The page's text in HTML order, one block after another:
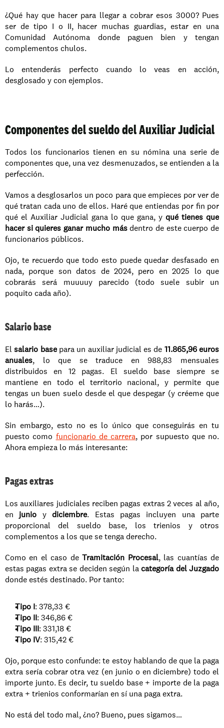
¿Qué hay que hacer para llegar a cobrar esos 3000? Pues
ser de tipo I o II, hacer muchas guardias, estar en una
Comunidad Autónoma donde paguen bien y tengan
complementos chulos.
Lo entenderás perfecto cuando lo veas en acción,
desglosado y con ejemplos.
Componentes del sueldo del Auxiliar Judicial
Todos los funcionarios tienen en su nómina una serie de
componentes que, una vez desmenuzados, se entienden a la
perfección.
Vamos a desglosarlos un poco para que empieces por ver de
qué tratan cada uno de ellos. Haré que entiendas por fin por
qué el Auxiliar Judicial gana lo que gana, y qué tienes que
hacer si quieres ganar mucho más dentro de este cuerpo de
funcionarios públicos.
Ojo, te recuerdo que todo esto puede quedar desfasado en
nada, porque son datos de 2024, pero en 2025 lo que
cobrarás será muuuuy parecido (todo suele subir un
poquito cada año).
Salario base
El salario base para un auxiliar judicial es de 11.865,96 euros
anuales, lo que se traduce en 988,83 mensuales
distribuidos en 12 pagas. El sueldo base siempre se
mantiene en todo el territorio nacional, y permite que
tengas un buen suelo desde el que despegar (y créeme que
lo harás…).
Sin embargo, esto no es lo único que conseguirás en tu
puesto como funcionario de carrera, por supuesto que no.
Ahora empieza lo más interesante:
Pagas extras
Los auxiliares judiciales reciben pagas extras 2 veces al año,
en junio y diciembre. Estas pagas incluyen una parte
proporcional del sueldo base, los trienios y otros
complementos a los que se tenga derecho.
Como en el caso de Tramitación Procesal, las cuantías de
estas pagas extra se deciden según la categoría del Juzgado
donde estés destinado. Por tanto:
Tipo I: 378,33 €
Tipo II: 346,86 €
Tipo III: 331,18 €
Tipo IV: 315,42 €
Ojo, porque esto confunde: te estoy hablando de que la paga
extra sería cobrar otra vez (en junio o en diciembre) todo el
importe junto. Es decir, tu sueldo base + importe de la paga
extra + trienios conformarían en sí una paga extra.
No está del todo mal, ¿no? Bueno, pues sigamos…